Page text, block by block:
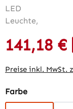
Verkaufspreis:
141,18 €
Preise inkl. MwSt.
Farbeauswählen